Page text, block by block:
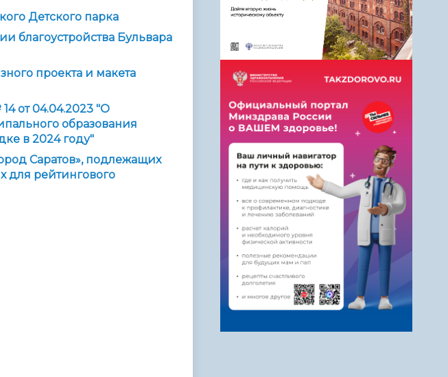
Детского парка
благоустройства Бульвара
проекта и макета
от 04.04.2023 "О
образования
в 2024 году"
Саратов», подлежащих
для рейтингового